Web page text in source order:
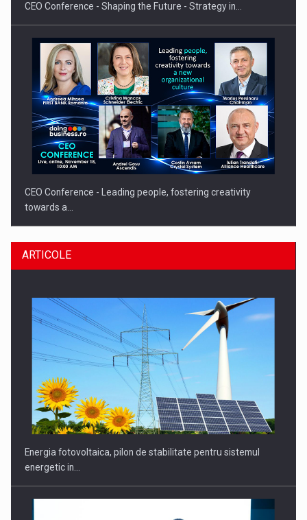
CEO Conference - Shaping the Future - Strategy in…
CEO Conference - Leading people, fostering creativity
towards a…
CEO Conference - Shaping The Future - Technology and…
ARTICOLE
Energia fotovoltaica, pilon de stabilitate pentru sistemul
energetic in…